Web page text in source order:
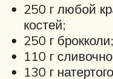
250 г любой
костей;
250 г брокколи;
110 г
130 г